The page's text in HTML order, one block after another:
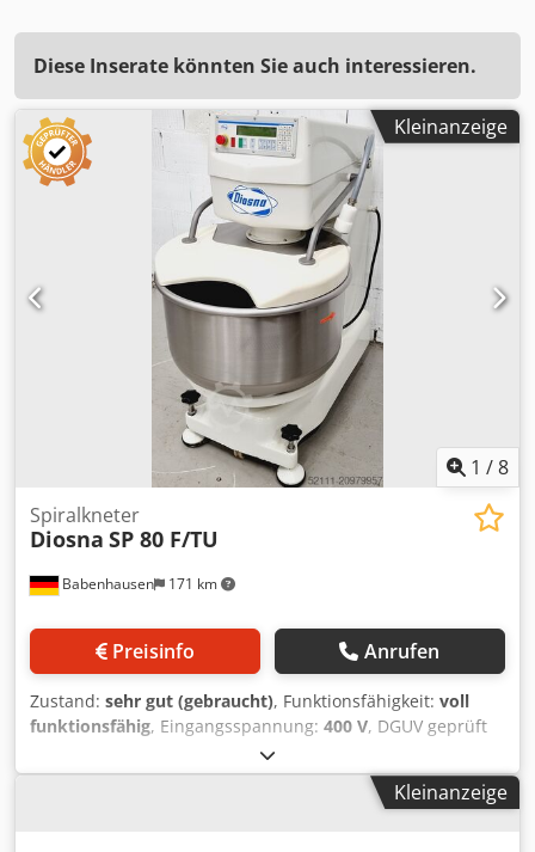
Diese Inserate könnten Sie auch interessieren.
Kleinanzeige
1 /8
Babenhausen 171 km
Spiralkneter
Diosna SP 80 F/TU
Preisinfo Anrufen
Zustand: sehr gut (gebraucht), Funktionsfähigkeit: voll
funktionsfähig, Eingangsspannung: 400 V, DGUV geprüft
, Jahr der letzten Überholung:
Gesamtlänge:1.200 mm, Gesamtbreite:800 mm,
, Art des Eingangsstroms:Kleinanzeige